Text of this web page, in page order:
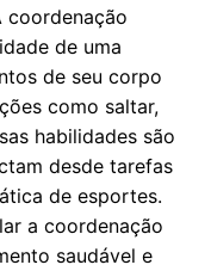
coordenação
de uma
de seu corpo
como saltar,
habilidades são
desde tarefas
de esportes.
a coordenação
saudável e